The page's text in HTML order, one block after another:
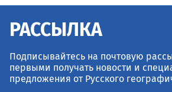
РАССЫЛКА
Подписывайтесь на почтовую
первыми получать новости и
предложения от Русского